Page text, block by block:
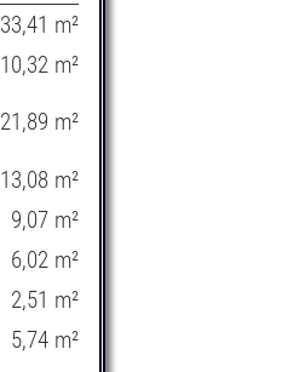
33,41 m²
10,32 m²
21,89 m²
13,08 m²
9,07 m²
6,02 m²
2,51 m²
5,74 m²